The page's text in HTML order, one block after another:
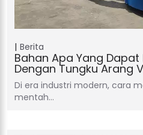
Berita
Bahan Apa Yang
Dengan Tungku Arang
Di era industri modern, cara
mentah…